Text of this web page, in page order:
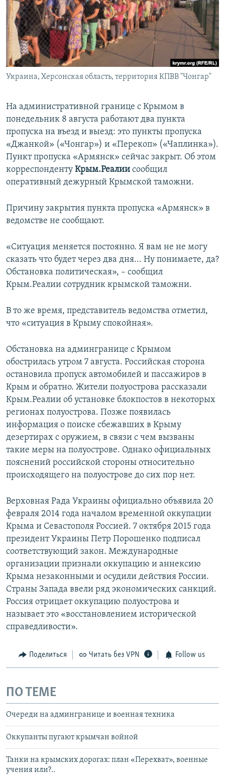
ПОБЕДИТЕЛЕЙ НЕ СУДЯТ?
КРЫМ.НЕПОКОРЕННЫЙ
ELIFBE
УКРАИНСКАЯ ПРОБЛЕМА КРЫМА
ПРИСОЕДИНЯЙТЕСЬ!
Все сайты RFE/RL
Украина, Херсонская область, территория КПВВ "Чонгар"
На административной границе с Крымом в
понедельник 8 августа работают два пункта
пропуска на въезд и выезд: это пункты пропуска
«Джанкой» («Чонгар») и «Перекоп» («Чаплинка»).
Пункт пропуска «Армянск» сейчас закрыт. Об этом
корреспонденту Крым.Реалии сообщил
оперативный дежурный Крымской таможни.
Причину закрытия пункта пропуска «Армянск» в
ведомстве не сообщают.
«Ситуация меняется постоянно. Я вам не не могу
сказать что будет через два дня... Ну понимаете, да?
Обстановка политическая», – сообщил
Крым.Реалии сотрудник крымской таможни.
В то же время, представитель ведомства отметил,
что «ситуация в Крыму спокойная».
Обстановка на админгранице с Крымом
обострилась утром 7 августа. Российская сторона
остановила пропуск автомобилей и пассажиров в
Крым и обратно. Жители полуострова рассказали
Крым.Реалии об установке блокпостов в некоторых
регионах полуострова. Позже появилась
информация о поиске сбежавших в Крыму
дезертирах с оружием, в связи с чем вызваны
такие меры на полуострове. Однако официальных
пояснений российской стороны относительно
происходящего на полуострове до сих пор нет.
Верховная Рада Украины официально объявила 20
февраля 2014 года началом временной оккупации
Крыма и Севастополя Россией. 7 октября 2015 года
президент Украины Петр Порошенко подписал
соответствующий закон. Международные
организации признали оккупацию и аннексию
Крыма незаконными и осудили действия России.
Страны Запада ввели ряд экономических санкций.
Россия отрицает оккупацию полуострова и
называет это «восстановлением исторической
справедливости».
Поделиться Читать без VPN Follow us
ПО ТЕМЕ
Очереди на админгранице и военная техника
Оккупанты пугают крымчан войной
Танки на крымских дорогах: план «Перехват», военные
учения или?..